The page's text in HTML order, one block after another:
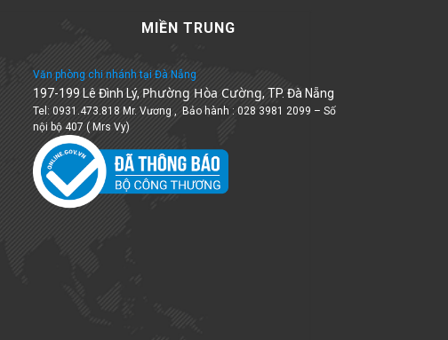
MIỀN TRUNG
Văn phòng chi nhánh tại Đà Nẵng
197-199 Lê Đình Lý, Phường Hòa Cường, TP. Đà Nẵng
Tel: 0931.473.818 Mr. Vương , Bảo hành : 028 3981 2099 – Số
nội bộ 407 ( Mrs Vy)